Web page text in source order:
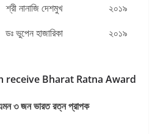
শ্রী নানাজি দেশমুখ
২০১৯
ডঃ ভুপেন হাজারিকা ২০১৯
receive Bharat Ratna Award
৩ জন ভারত রত্ন প্রাপক